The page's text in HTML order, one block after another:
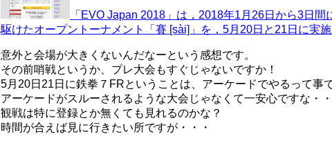
「EVO Japan 2018」は，2018年1月26日から3日
駆けたオープントーナメント「賽 [sài]」を，5月20日と21日に実
意外と会場が大きくないんだなーという感想です。
その前哨戦というか、プレ大会もすぐじゃないですか！
5月20日21日に鉄拳７FRということは、アーケードでやるって事で
アーケードがスルーされるような大会じゃなくて一安心ですな・・
観戦は特に登録とか無くても見れるのかな？
時間が合えば見に行きたい所ですが・・・